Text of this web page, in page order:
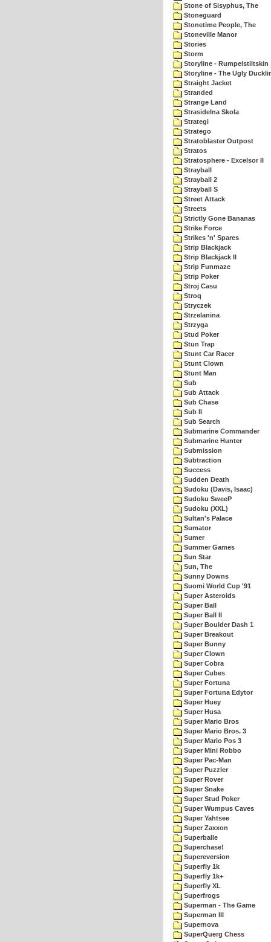
Stone of Sisyphus, The
Stoneguard
Stonetime People, The
Stoneville Manor
Stories
Storm
Storyline - Rumpelstiltskin
Storyline - The Ugly
Straight Jacket
Stranded
Strange Land
Strasidelna Skola
Strategi
Stratego
Stratoblaster Outpost
Stratos
Stratosphere - Excelsor II
Strayball
Strayball 2
Strayball S
Street Attack
Streets
Strictly Gone Bananas
Strike Force
Strikes 'n' Spares
Strip Blackjack
Strip Blackjack II
Strip Funmaze
Strip Poker
Stroj Casu
Stroq
Stryczek
Strzelanina
Strzyga
Stud Poker
Stun Trap
Stunt Car Racer
Stunt Clown
Stunt Man
Sub
Sub Attack
Sub Chase
Sub II
Sub Search
Submarine Commander
Submarine Hunter
Submission
Subtraction
Success
Sudden Death
Sudoku (Davis, Isaac)
Sudoku SweeP
Sudoku (XXL)
Sultan's Palace
Sumator
Sumer
Summer Games
Sun Star
Sun, The
Sunny Downs
Suomi World Cup '91
Super Asteroids
Super Ball
Super Ball II
Super Boulder Dash 1
Super Breakout
Super Bunny
Super Clown
Super Cobra
Super Cubes
Super Fortuna
Super Fortuna Edytor
Super Huey
Super Husa
Super Mario Bros
Super Mario Bros. 3
Super Mario Pos 3
Super Mini Robbo
Super Pac-Man
Super Puzzler
Super Rover
Super Snake
Super Stud Poker
Super Wumpus Caves
Super Yahtsee
Super Zaxxon
Superballe
Superchase!
Supereversion
Superfly 1k
Superfly 1k+
Superfly XL
Superfrogs
Superman - The Game
Superman III
Supernova
SuperQuerg Chess